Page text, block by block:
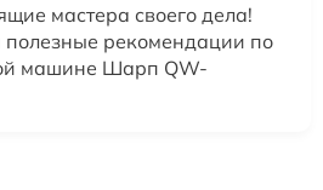
мастера своего дела!
рекомендации по
машине Шарп QW-